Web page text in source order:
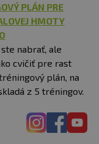
PLÁN PRE
HMOTY
nabrať, ale
cvičiť pre rast
plán, na
z 5 tréningov.